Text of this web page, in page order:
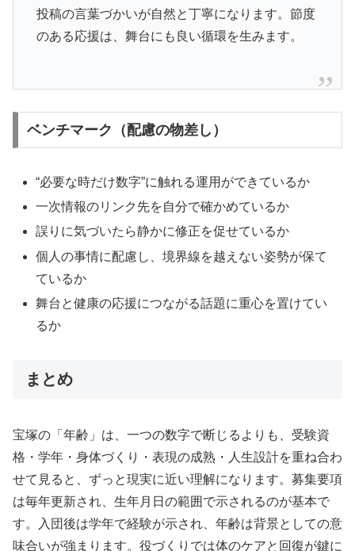
投稿の言葉づかいが自然と丁寧になります。節度
のある応援は、舞台にも良い循環を生みます。
ベンチマーク（配慮の物差し）
“必要な時だけ数字”に触れる運用ができているか
一次情報のリンク先を自分で確かめているか
誤りに気づいたら静かに修正を促せているか
個人の事情に配慮し、境界線を越えない姿勢が保て
ているか
舞台と健康の応援につながる話題に重心を置けてい
るか
まとめ
宝塚の「年齢」は、一つの数字で断じるよりも、受験資
格・学年・身体づくり・表現の成熟・人生設計を重ね合わ
せて見ると、ずっと現実に近い理解になります。募集要項
は毎年更新され、生年月日の範囲で示されるのが基本で
す。入団後は学年で経験が示され、年齢は背景としての意
味合いが強まります。役づくりでは体のケアと回復が鍵に